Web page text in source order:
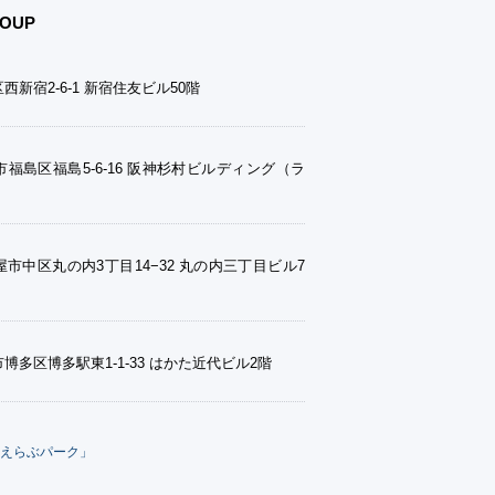
新宿2-6-1 新宿住友ビル50階
福島区福島5-6-16 阪神杉村ビルディング（ラ
市中区丸の内3丁目14−32 丸の内三丁目ビル7
多区博多駅東1-1-33 はかた近代ビル2階
らぶパーク」